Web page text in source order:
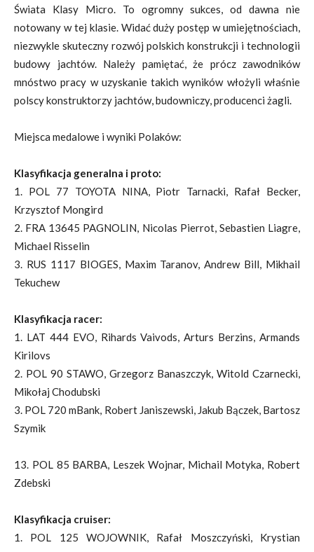
Świata Klasy Micro. To ogromny sukces, od dawna nie
notowany w tej klasie. Widać duży postęp w umiejętnościach,
niezwykle skuteczny rozwój polskich konstrukcji i technologii
budowy jachtów. Należy pamiętać, że prócz zawodników
mnóstwo pracy w uzyskanie takich wyników włożyli właśnie
polscy konstruktorzy jachtów, budowniczy, producenci żagli.
Miejsca medalowe i wyniki Polaków:
Klasyfikacja generalna i proto:
1. POL 77 TOYOTA NINA, Piotr Tarnacki, Rafał Becker,
Krzysztof Mongird
2. FRA 13645 PAGNOLIN, Nicolas Pierrot, Sebastien Liagre,
Michael Risselin
3. RUS 1117 BIOGES, Maxim Taranov, Andrew Bill, Mikhail
Tekuchew
Klasyfikacja racer:
1. LAT 444 EVO, Rihards Vaivods, Arturs Berzins, Armands
Kirilovs
2. POL 90 STAWO, Grzegorz Banaszczyk, Witold Czarnecki,
Mikołaj Chodubski
3. POL 720 mBank, Robert Janiszewski, Jakub Bączek, Bartosz
Szymik
13. POL 85 BARBA, Leszek Wojnar, Michail Motyka, Robert
Zdebski
Klasyfikacja cruiser:
1. POL 125 WOJOWNIK, Rafał Moszczyński, Krystian